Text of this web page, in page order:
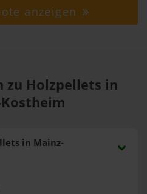
anzeigen
zu Holzpellets in
in Mainz-